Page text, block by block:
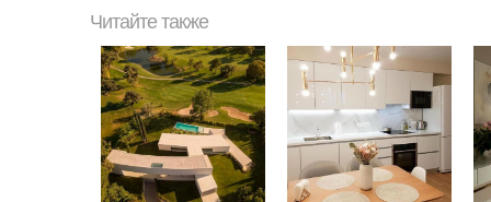
Читайте также